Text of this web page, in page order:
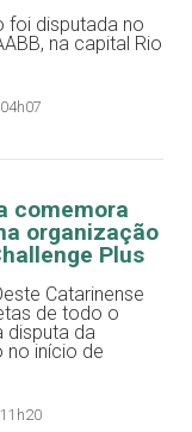
foi disputada no
na capital Rio
comemora
organização
Plus
Catarinense
de todo o
disputa da
início de